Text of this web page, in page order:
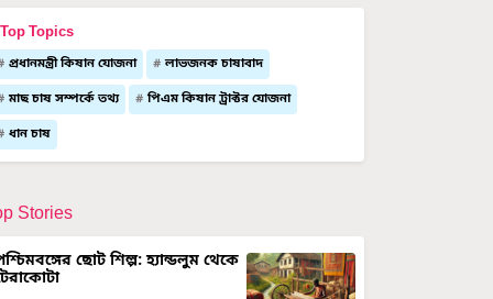
Topics
প্রধানমন্ত্রী কিষান যোজনা লাভজনক চাষাবাদ
মাছ চাষ সম্পর্কে তথ্য পিএম কিষান ট্রাক্টর যোজনা
ধান চাষ
Stories
ছোট শিল্প: হ্যান্ডলুম থেকে